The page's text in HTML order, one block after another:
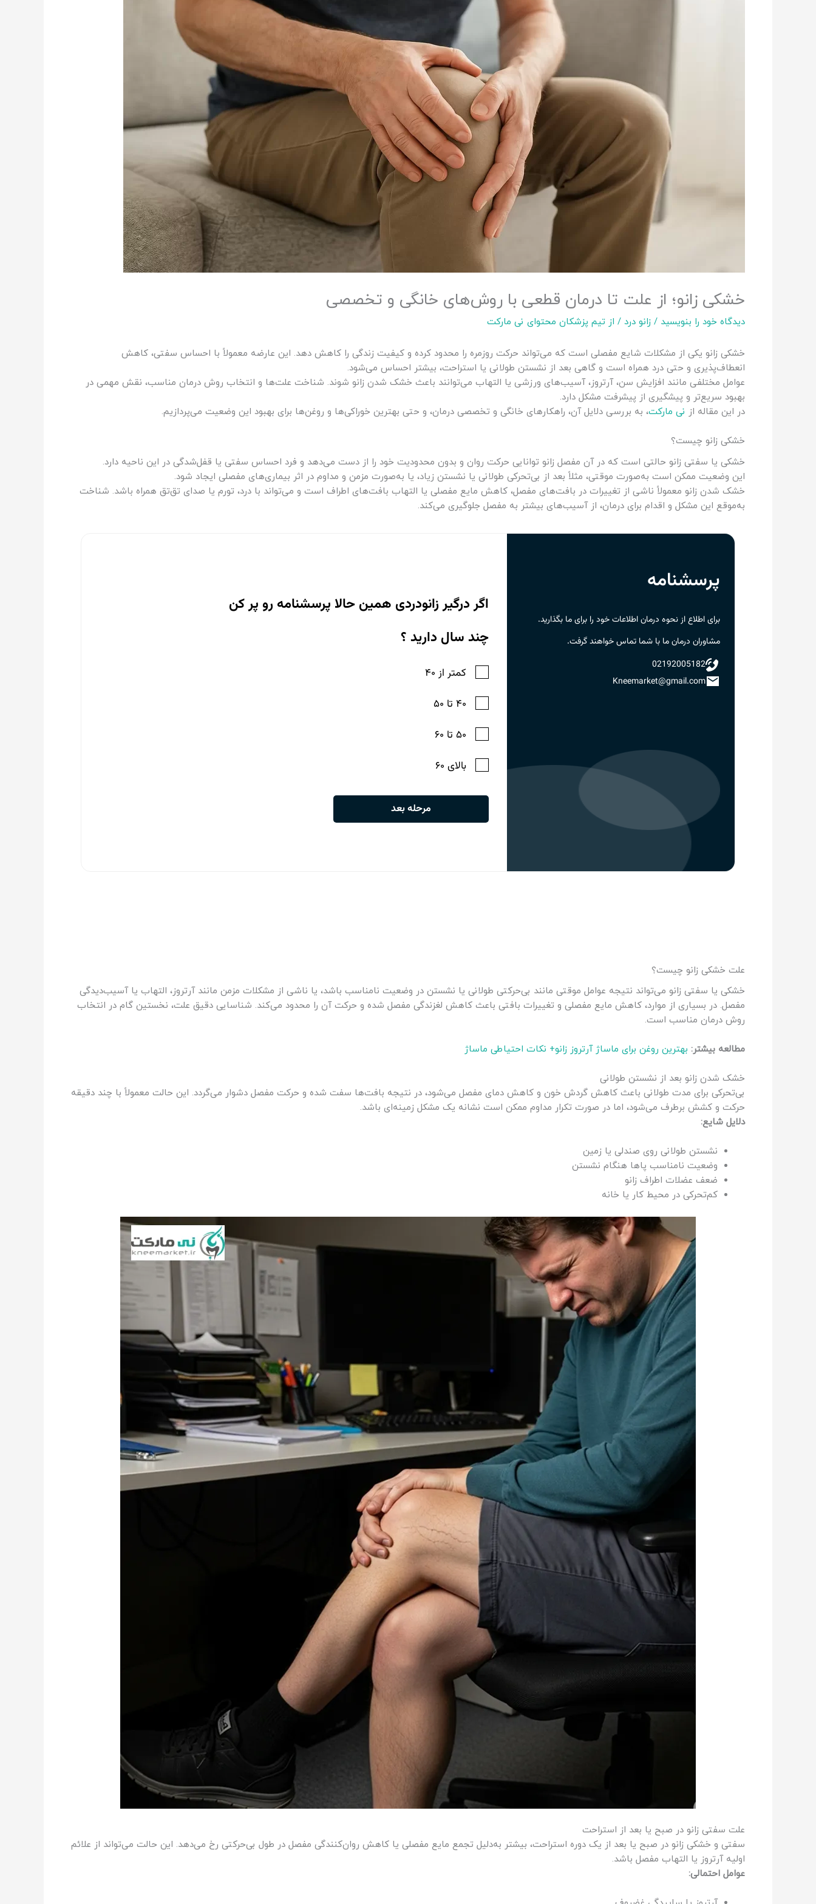
خشکی زانو؛ از علت تا درمان قطعی با روش‌های خانگی و تخصصی
دیدگاه‌ خود را بنویسید / زانو درد / از تیم پزشکان محتوای نی مارکت
خشکی زانو یکی از مشکلات شایع مفصلی است که می‌تواند حرکت روزمره را محدود کرده و کیفیت زندگی را کاهش دهد. این عارضه معمولاً با احساس سفتی، کاهش
انعطاف‌پذیری و حتی درد همراه است و گاهی بعد از نشستن طولانی یا استراحت، بیشتر احساس می‌شود.
عوامل مختلفی مانند افزایش سن، آرتروز، آسیب‌های ورزشی یا التهاب می‌توانند باعث خشک شدن زانو شوند. شناخت علت‌ها و انتخاب روش درمان مناسب، نقش مهمی در
بهبود سریع‌تر و پیشگیری از پیشرفت مشکل دارد.
در این مقاله از نی مارکت، به بررسی دلایل آن، راهکارهای خانگی و تخصصی درمان، و حتی بهترین خوراکی‌ها و روغن‌ها برای بهبود این وضعیت می‌پردازیم.
خشکی زانو چیست؟
خشکی یا سفتی زانو حالتی است که در آن مفصل زانو توانایی حرکت روان و بدون محدودیت خود را از دست می‌دهد و فرد احساس سفتی یا قفل‌شدگی در این ناحیه دارد.
این وضعیت ممکن است به‌صورت موقتی، مثلاً بعد از بی‌تحرکی طولانی یا نشستن زیاد، یا به‌صورت مزمن و مداوم در اثر بیماری‌های مفصلی ایجاد شود.
خشک شدن زانو معمولاً ناشی از تغییرات در بافت‌های مفصل، کاهش مایع مفصلی یا التهاب بافت‌های اطراف است و می‌تواند با درد، تورم یا صدای تق‌تق همراه باشد. شناخت
به‌موقع این مشکل و اقدام برای درمان، از آسیب‌های بیشتر به مفصل جلوگیری می‌کند.
علت خشکی زانو چیست؟
خشکی یا سفتی زانو می‌تواند نتیجه عوامل موقتی مانند بی‌حرکتی طولانی یا نشستن در وضعیت نامناسب باشد، یا ناشی از مشکلات مزمن مانند آرتروز، التهاب یا آسیب‌دیدگی
مفصل. در بسیاری از موارد، کاهش مایع مفصلی و تغییرات بافتی باعث کاهش لغزندگی مفصل شده و حرکت آن را محدود می‌کند. شناسایی دقیق علت، نخستین گام در انتخاب
روش درمان مناسب است.
مطالعه بیشتر: بهترین روغن برای ماساژ آرتروز زانو+ نکات احتیاطی ماساژ
خشک شدن زانو بعد از نشستن طولانی
بی‌تحرکی برای مدت طولانی باعث کاهش گردش خون و کاهش دمای مفصل می‌شود، در نتیجه بافت‌ها سفت شده و حرکت مفصل دشوار می‌گردد. این حالت معمولاً با چند دقیقه
حرکت و کشش برطرف می‌شود، اما در صورت تکرار مداوم ممکن است نشانه یک مشکل زمینه‌ای باشد.
دلایل شایع:
نشستن طولانی روی صندلی یا زمین
وضعیت نامناسب پاها هنگام نشستن
ضعف عضلات اطراف زانو
کم‌تحرکی در محیط کار یا خانه
علت سفتی زانو در صبح یا بعد از استراحت
سفتی و خشکی زانو در صبح یا بعد از یک دوره استراحت، بیشتر به‌دلیل تجمع مایع مفصلی یا کاهش روان‌کنندگی مفصل در طول بی‌حرکتی رخ می‌دهد. این حالت می‌تواند از علائم
اولیه آرتروز یا التهاب مفصل باشد.
عوامل احتمالی: